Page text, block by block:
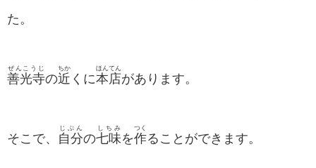
た。
善光寺
ぜんこうじ
の近
ちか
くに本店
ほんてん
があります。
そこで、 自分
じぶん
の七味
しちみ
を作
つく
ることができます。